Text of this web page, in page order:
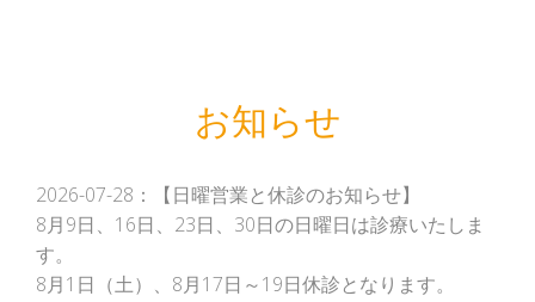
お知らせ
2026-07-28：【日曜営業と休診のお知らせ】
8月9日、16日、23日、30日の日曜日は診療いたしま
す。
8月1日（土）、8月17日～19日休診となります。